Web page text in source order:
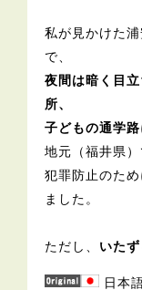
私が見かけた
で、
夜間は暗く目
所、
子どもの通学路
地元（福井県
犯罪防止のた
ました。
ただし、 いた
日本